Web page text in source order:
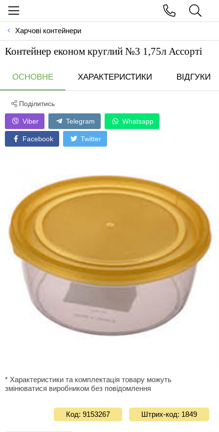
Харчові контейнери
Контейнер економ круглий №3 1,75л Ассортi
ОСНОВНЕ ХАРАКТЕРИСТИКИ ВІДГУКИ
Поділитись
Viber Telegram Whatsapp
Facebook Twitter
* Характеристики та комплектація товару можуть
змінюватися виробником без повідомлення
Код: 9153267 Штрих-код: 1849